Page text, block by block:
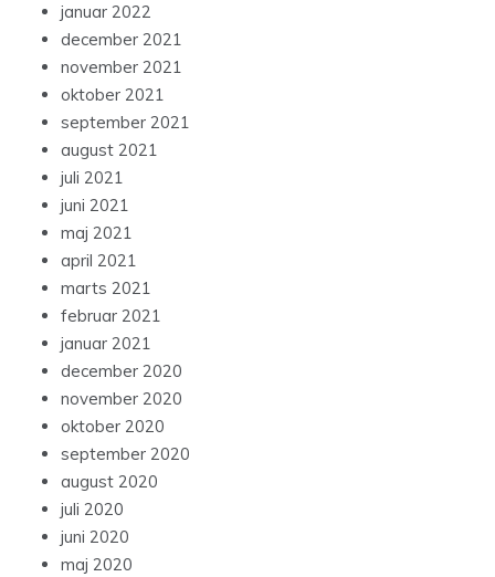
januar 2022
december 2021
november 2021
oktober 2021
september 2021
august 2021
juli 2021
juni 2021
maj 2021
april 2021
marts 2021
februar 2021
januar 2021
december 2020
november 2020
oktober 2020
september 2020
august 2020
juli 2020
juni 2020
maj 2020